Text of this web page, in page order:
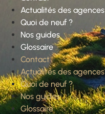
Actualités des agences
Quoi de neuf ?
Nos guides
Glossaire
Contact
Actualités des agences
Quoi de neuf ?
Nos guides
Glossaire